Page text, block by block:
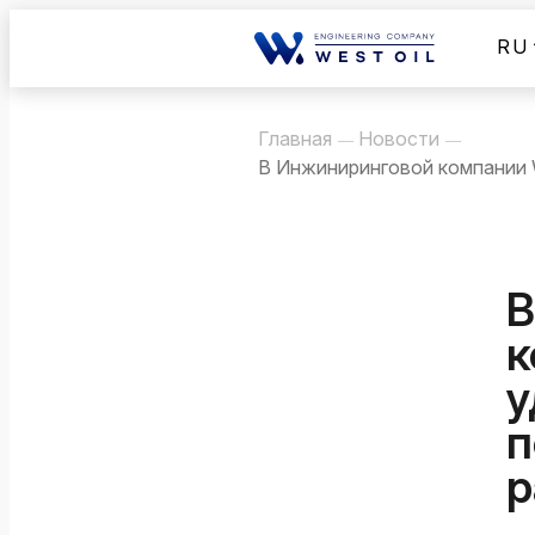
содержимому
RU
Главная — Новости —
В Инжиниринговой компании